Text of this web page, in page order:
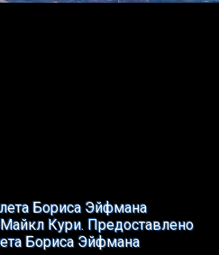
Бориса Эйфмана
Кури. Предоставлено
Бориса Эйфмана